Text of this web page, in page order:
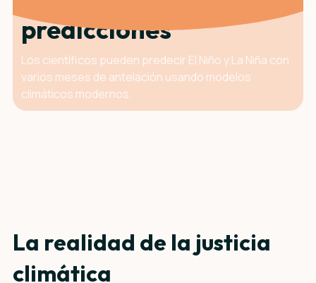
predicciones
Los científicos pueden predecir El Niño y La Niña con
varios meses de antelación usando modelos
climáticos modernos.
La realidad de la justicia
climática